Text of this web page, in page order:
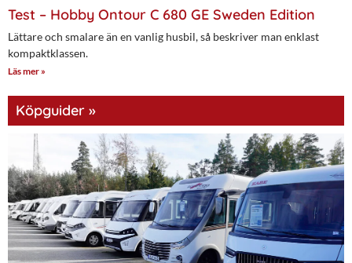
Test – Hobby Ontour C 680 GE Sweden Edition
Lättare och smalare än en vanlig husbil, så beskriver man enklast
kompaktklassen.
Läs mer »
Köpguider »